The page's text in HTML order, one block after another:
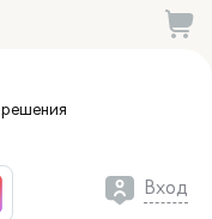
решения
Вход